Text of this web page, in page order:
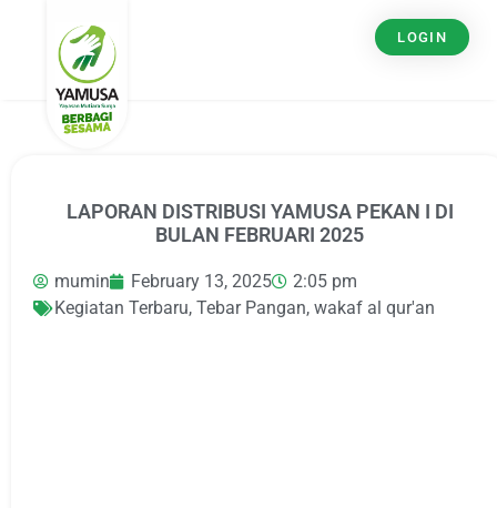
LOGIN
LAPORAN DISTRIBUSI YAMUSA PEKAN I DI
BULAN FEBRUARI 2025
mumin February 13, 2025
2:05 pm
Kegiatan Terbaru, Tebar Pangan, wakaf al qur'an